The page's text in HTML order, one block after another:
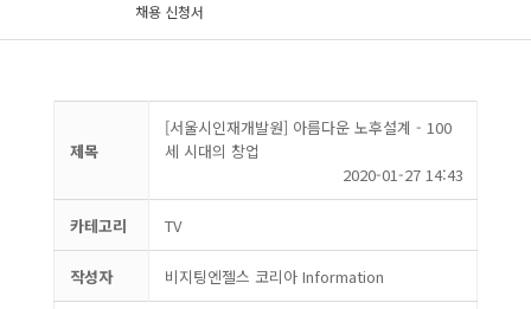
채용 신청서
제목
[서울시인재개발원] 아름다운 노후설계 - 100
세 시대의 창업
2020-01-27 14:43
카테고리 TV
작성자 비지팅엔젤스 코리아 Information